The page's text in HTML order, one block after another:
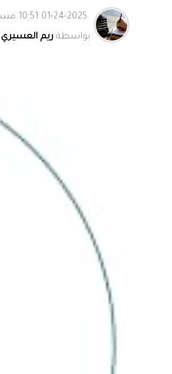
بواسطة ريم العسيري